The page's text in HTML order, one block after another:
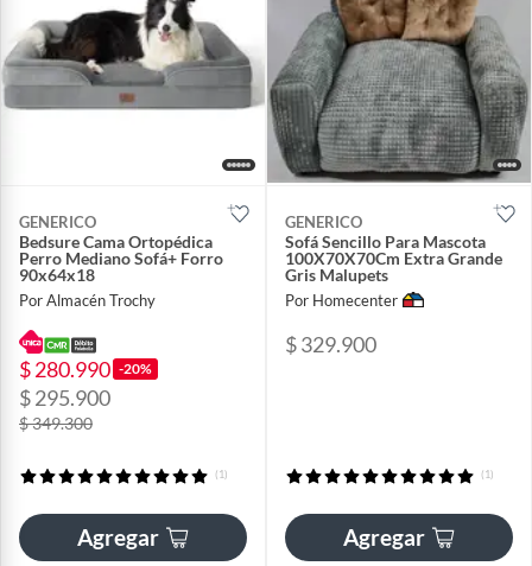
GENERICO
Bedsure Cama Ortopédica
Perro Mediano Sofá+ Forro
90x64x18
Por Almacén Trochy
$ 280.990 -20%
$ 295.900
$ 349.300
(1)
Agregar
GENERICO
Sofá Sencillo Para Mascota
100X70X70Cm Extra Grande
Gris Malupets
Por Homecenter
$ 329.900
(1)
Agregar